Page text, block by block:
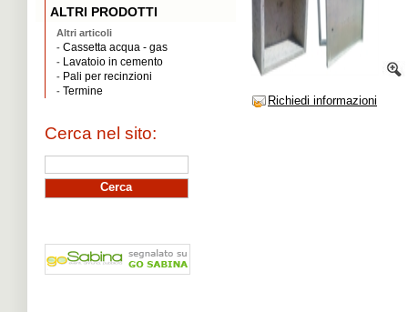
Richiedi informazioni
ALTRI PRODOTTI
Altri articoli
- Cassetta acqua - gas
- Lavatoio in cemento
- Pali per recinzioni
- Termine
Cerca nel sito: